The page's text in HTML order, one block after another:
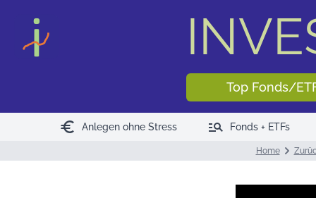
Top Fonds/
euro Anlegen ohne Stress manage_search Fonds + ETFs
Home